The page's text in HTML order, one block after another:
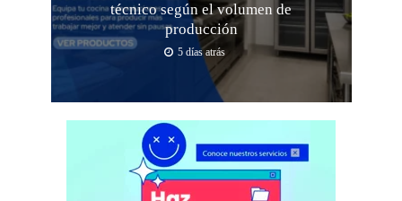
técnico según el volumen de
producción
5 días atrás